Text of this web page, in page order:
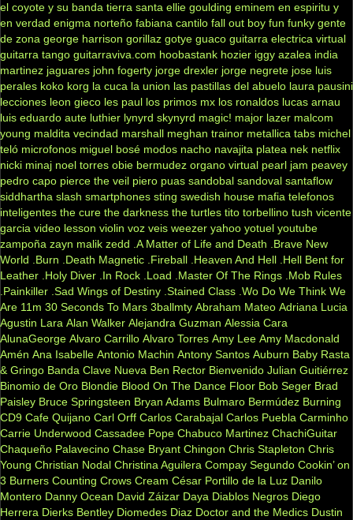
el coyote y su banda tierra santa ellie goulding eminem en espiritu y
en verdad enigma norteño fabiana cantilo fall out boy fun funky gente
de zona george harrison gorillaz gotye guaco guitarra electrica virtual
guitarra tango guitarraviva.com hoobastank hozier iggy azalea india
martinez jaguares john fogerty jorge drexler jorge negrete jose luis
perales koko korg la cuca la union las pastillas del abuelo laura pausini
lecciones leon gieco les paul los primos mx los ronaldos lucas arnau
luis eduardo aute luthier lynyrd skynyrd magic! major lazer malcom
young maldita vecindad marshall meghan trainor metallica tabs michel
teló microfonos miguel bosé modos nacho navajita platea nek netflix
nicki minaj noel torres obie bermudez organo virtual pearl jam peavey
pedro capo pierce the veil piero puas sandobal sandoval santaflow
siddhartha slash smartphones sting swedish house mafia telefonos
inteligentes the cure the darkness the turtles tito torbellino tush vicente
garcia video lesson violin voz veis weezer yahoo yotuel youtube
zampoña zayn malik zedd .A Matter of Life and Death
.Brave New
World
.Burn .Death Magnetic .Fireball .Heaven And Hell .Hell Bent for
Leather .Holy Diver .In Rock .Load .Master Of The Rings .Mob Rules
.Painkiller .Sad Wings of Destiny .Stained Class .Wo Do We Think We
Are 11m 30 Seconds To Mars 3ballmty Abraham Mateo Adriana Lucia
Agustin Lara Alan Walker Alejandra Guzman Alessia Cara
AlunaGeorge Alvaro Carrillo Alvaro Torres Amy Lee Amy Macdonald
Amén Ana Isabelle Antonio Machin Antony Santos Auburn Baby Rasta
& Gringo Banda Clave Nueva Ben Rector Bienvenido Julian Guitiérrez
Binomio de Oro Blondie Blood On The Dance Floor Bob Seger Brad
Paisley Bruce Springsteen Bryan Adams Bulmaro Bermúdez Burning
CD9 Cafe Quijano Carl Orff Carlos Carabajal Carlos Puebla Carminho
Carrie Underwood Cassadee Pope Chabuco Martinez ChachiGuitar
Chaqueño Palavecino Chase Bryant Chingon Chris Stapleton Chris
Young Christian Nodal Christina Aguilera Compay Segundo Cookin’ on
3 Burners Counting Crows Cream César Portillo de la Luz Danilo
Montero Danny Ocean David Záizar Daya Diablos Negros Diego
Herrera Dierks Bentley Diomedes Diaz Doctor and the Medics Dustin